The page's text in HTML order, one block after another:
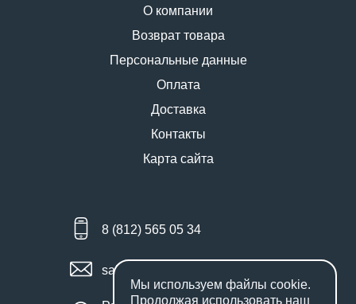
О компании
Возврат товара
Персональные данные
Оплата
Доставка
Контакты
Карта сайта
8 (812) 565 05 34
sales@miniworks.ru
Мы используем файлы cookie.
Продолжая использовать наш